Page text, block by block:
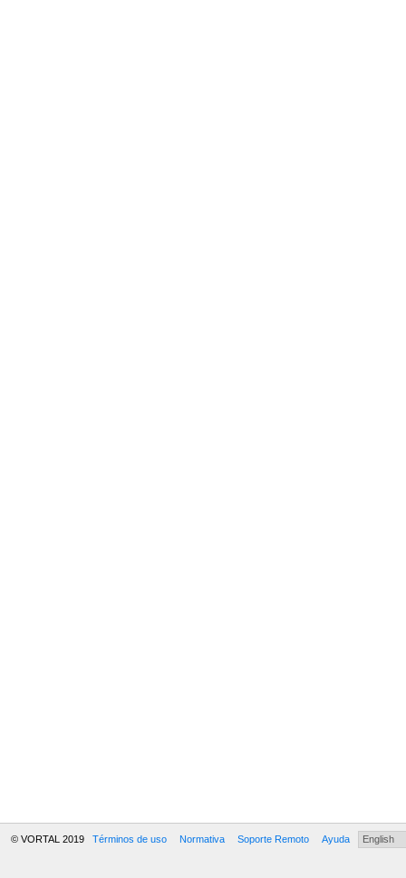
© VORTAL 2019 Términos de uso Normativa Soporte Remoto Ayuda